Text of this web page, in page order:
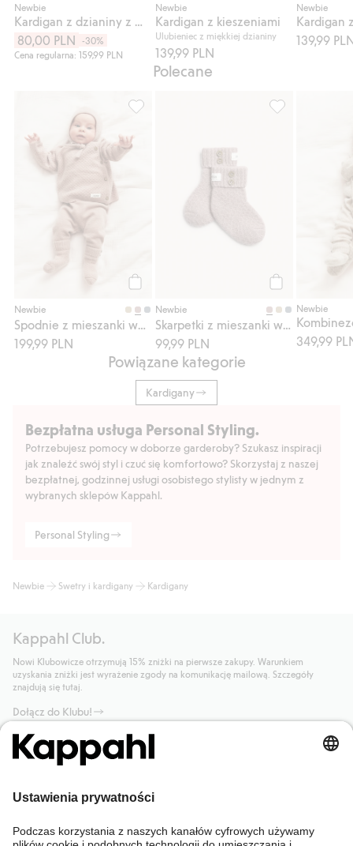
Newbie
80,00 PLN
-30%
Cena regularna: 159,99 PLN
Newbie
Kardigan z kieszeniami
Ulubieniec z miękkiej dzianiny
139,99 PLN
Newbie
139,99
Polecane
Newbie
199,99 PLN
Newbie
99,99 PLN
Newbie
349,99
Powiązane kategorie
Kardigany
Bezpłatna usługa Personal Styling.
Potrzebujesz pomocy w doborze garderoby? Szukasz inspiracji
jak znaleźć swój styl i czuć się komfortowo? Skorzystaj z naszej
bezpłatnej, godzinnej usługi osobistego stylisty w jednym z
wybranych sklepów Kappahl.
Personal Styling
Newbie Swetry i kardigany Kardigany
Kappahl Club.
Nowi Klubowicze otrzymują 15% zniżki na pierwsze zakupy. Warunkiem
uzyskania zniżki jest wyrażenie zgody na komunikację mailową. Szczegóły
znajdują się tutaj.
Dołącz do Klubu!